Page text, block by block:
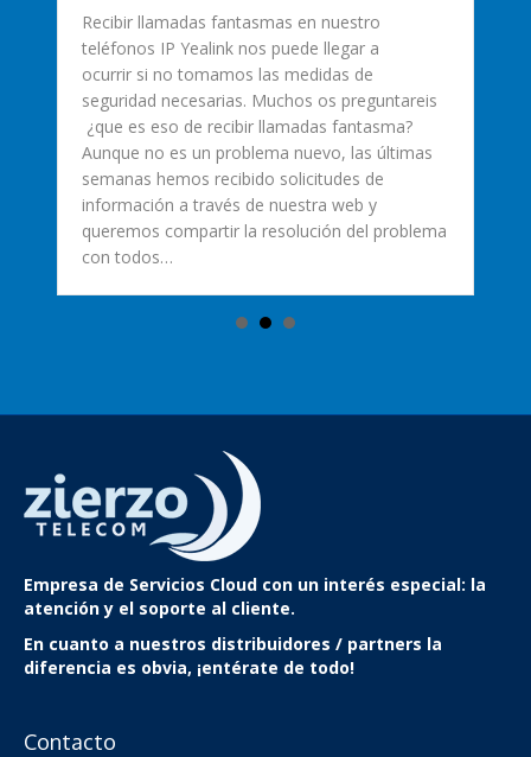
Recibir llamadas fantasmas en nuestro
teléfonos IP Yealink nos puede llegar a
ocurrir si no tomamos las medidas de
seguridad necesarias. Muchos os preguntareis
¿que es eso de recibir llamadas fantasma?
Aunque no es un problema nuevo, las últimas
semanas hemos recibido solicitudes de
información a través de nuestra web y
queremos compartir la resolución del problema
con todos…
Empresa de Servicios Cloud con un interés especial: la
atención y el soporte al cliente.
En cuanto a nuestros distribuidores / partners la
diferencia es obvia, ¡entérate de todo!
Contacto